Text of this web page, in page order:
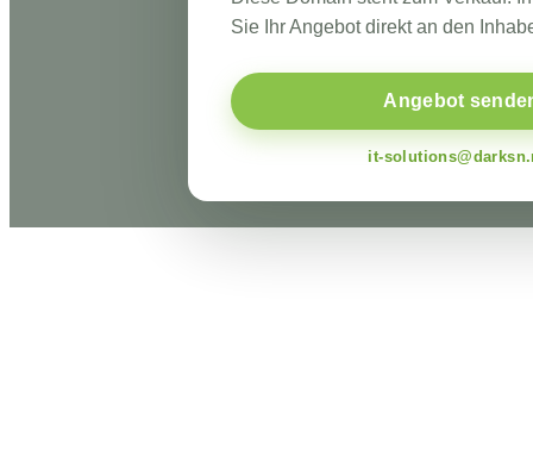
Sie Ihr Angebot direkt an den
Angebot
it-